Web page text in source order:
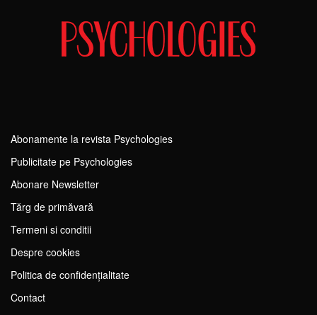
Abonamente la revista Psychologies
Publicitate pe Psychologies
Abonare Newsletter
Tărg de primăvară
Termeni si conditii
Despre cookies
Politica de confidențialitate
Contact